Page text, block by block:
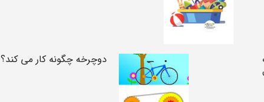
دوچرخه چگونه کار می کند؟